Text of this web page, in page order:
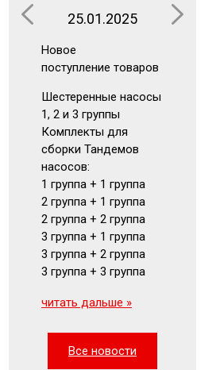
25.01.2025
Новое
поступление товаров
Шестеренные насосы
1, 2 и 3 группы
Комплекты для
сборки Тандемов
насосов:
1 группа + 1 группа
2 группа + 1 группа
2 группа + 2 группа
3 группа + 1 группа
3 группа + 2 группа
3 группа + 3 группа
читать дальше »
Все новости